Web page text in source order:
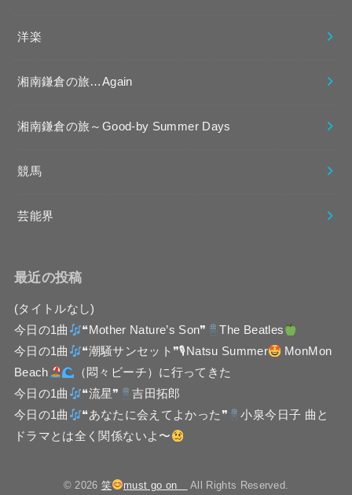
洋楽
湘南鎌倉の旅…Again
湘南鎌倉の旅～Good-by Summer Days
競馬
芸能界
最近の投稿
(タイトルなし)
今日の1曲
❝Mother Nature’s Son❞
The Beatles
今日の1曲
❝潮騒サンセット❞🎙Natsu Summer
MonMon
Beach
（悶々ビーチ）に行ってきた
今日の1曲
❝流星❞
吉田拓郎
今日の1曲
❝あなたに会えてよかった❞
小泉今日子 曲と
ドラマとは全く関係ないよ〜
© 2026 笑 must go on All Rights Reserved.